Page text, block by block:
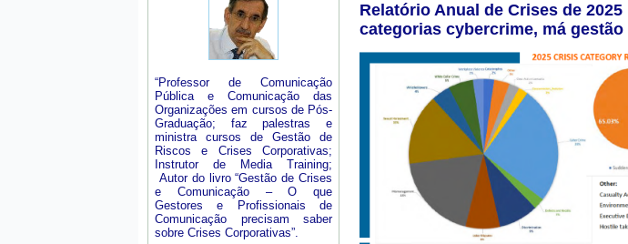
“Professor de Comunicação
Pública e Comunicação das
Organizações em cursos de Pós-
Graduação; faz palestras e
ministra cursos de Gestão de
Riscos e Crises Corporativas;
Instrutor de Media Training;
Autor do livro “Gestão de Crises
e Comunicação – O que
Gestores e Profissionais de
Comunicação precisam saber
sobre Crises Corporativas”.
Relatório Anual de Crises de
categorias cybercrime, má gestão